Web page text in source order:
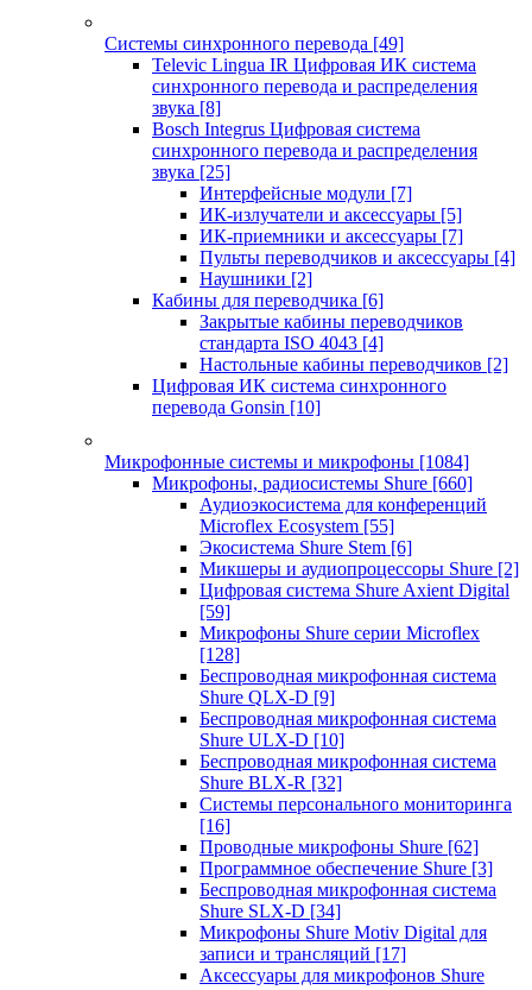
Системы синхронного перевода [49]
Televic Lingua IR Цифровая ИК система
синхронного перевода и распределения
звука [8]
Bosch Integrus Цифровая система
синхронного перевода и распределения
звука [25]
Интерфейсные модули [7]
ИК-излучатели и аксессуары [5]
ИК-приемники и аксессуары [7]
Пульты переводчиков и аксессуары [4]
Наушники [2]
Кабины для переводчика [6]
Закрытые кабины переводчиков
стандарта ISO 4043 [4]
Настольные кабины переводчиков [2]
Цифровая ИК система синхронного
перевода Gonsin [10]
Микрофонные системы и микрофоны [1084]
Микрофоны, радиосистемы Shure [660]
Аудиоэкосистема для конференций
Microflex Ecosystem [55]
Экосистема Shure Stem [6]
Микшеры и аудиопроцессоры Shure [2]
Цифровая система Shure Axient Digital
[59]
Микрофоны Shure серии Microflex
[128]
Беспроводная микрофонная система
Shure QLX-D [9]
Беспроводная микрофонная система
Shure ULX-D [10]
Беспроводная микрофонная система
Shure BLX-R [32]
Системы персонального мониторинга
[16]
Проводные микрофоны Shure [62]
Программное обеспечение Shure [3]
Беспроводная микрофонная система
Shure SLX-D [34]
Микрофоны Shure Motiv Digital для
записи и трансляций [17]
Аксессуары для микрофонов Shure